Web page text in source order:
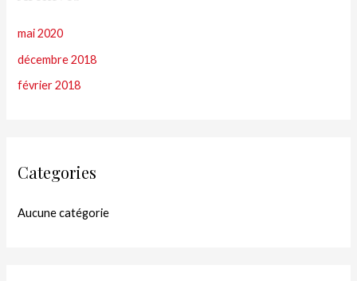
mai 2020
décembre 2018
février 2018
Categories
Aucune catégorie